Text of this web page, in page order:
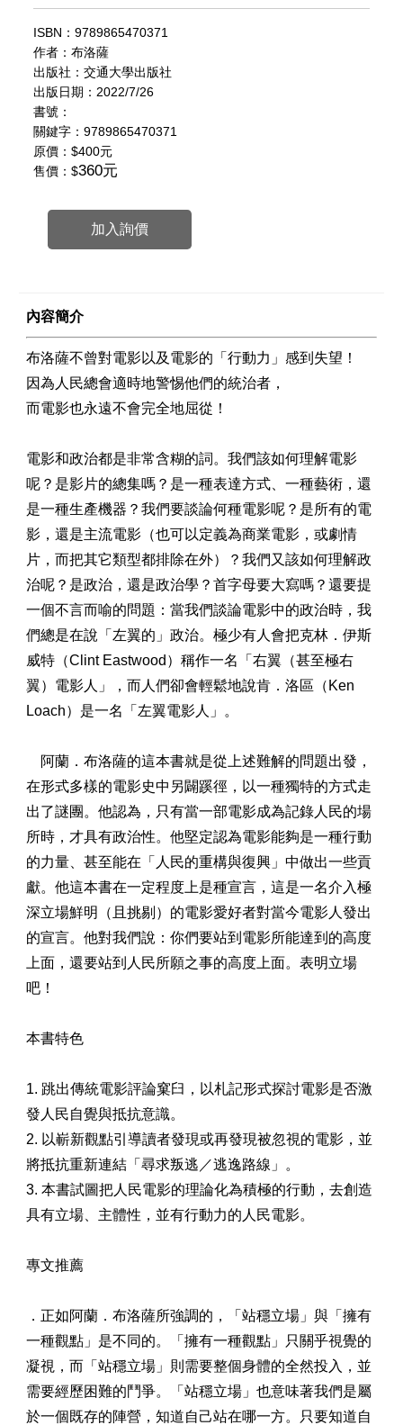
ISBN：9789865470371
作者：布洛薩
出版社：交通大學出版社
出版日期：2022/7/26
書號：
關鍵字：9789865470371
原價：$400元
售價：$360元
加入詢價
內容簡介
布洛薩不曾對電影以及電影的「行動力」感到失望！
因為人民總會適時地警惕他們的統治者，
而電影也永遠不會完全地屈從！
電影和政治都是非常含糊的詞。我們該如何理解電影
呢？是影片的總集嗎？是一種表達方式、一種藝術，還
是一種生產機器？我們要談論何種電影呢？是所有的電
影，還是主流電影（也可以定義為商業電影，或劇情
片，而把其它類型都排除在外）？我們又該如何理解政
治呢？是政治，還是政治學？首字母要大寫嗎？還要提
一個不言而喻的問題：當我們談論電影中的政治時，我
們總是在說「左翼的」政治。極少有人會把克林．伊斯
威特（Clint Eastwood）稱作一名「右翼（甚至極右
翼）電影人」，而人們卻會輕鬆地說肯．洛區（Ken
Loach）是一名「左翼電影人」。
阿蘭．布洛薩的這本書就是從上述難解的問題出發，
在形式多樣的電影史中另闢蹊徑，以一種獨特的方式走
出了謎團。他認為，只有當一部電影成為記錄人民的場
所時，才具有政治性。他堅定認為電影能夠是一種行動
的力量、甚至能在「人民的重構與復興」中做出一些貢
獻。他這本書在一定程度上是種宣言，這是一名介入極
深立場鮮明（且挑剔）的電影愛好者對當今電影人發出
的宣言。他對我們說：你們要站到電影所能達到的高度
上面，還要站到人民所願之事的高度上面。表明立場
吧！
本書特色
1. 跳出傳統電影評論窠臼，以札記形式探討電影是否激
發人民自覺與抵抗意識。
2. 以嶄新觀點引導讀者發現或再發現被忽視的電影，並
將抵抗重新連結「尋求叛逃／逃逸路線」。
3. 本書試圖把人民電影的理論化為積極的行動，去創造
具有立場、主體性，並有行動力的人民電影。
專文推薦
．正如阿蘭．布洛薩所強調的，「站穩立場」與「擁有
一種觀點」是不同的。「擁有一種觀點」只關乎視覺的
凝視，而「站穩立場」則需要整個身體的全然投入，並
需要經歷困難的鬥爭。「站穩立場」也意味著我們是屬
於一個既存的陣營，知道自己站在哪一方。只要知道自